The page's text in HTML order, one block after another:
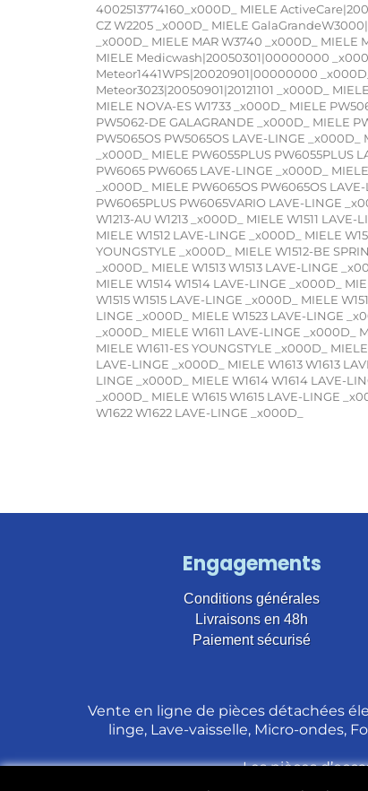
4002513774160_x000D_ MIELE
CZ W2205 _x000D_ MIELE
_x000D_ MIELE MAR W3740 _x000D_
MIELE Medicwash|20050301|00000000
Meteor1441WPS|20020901|00000000
Meteor3023|20050901|20121101 _x000D_
MIELE NOVA-ES W1733 _x000D_ MIELE
PW5062-DE GALAGRANDE _x000D_ MIELE
PW5065OS PW5065OS LAVE-LINGE
_x000D_ MIELE PW6055PLUS PW6055PLUS
PW6065 PW6065 LAVE-LINGE _x000D_
_x000D_ MIELE PW6065OS PW6065OS
PW6065PLUS PW6065VARIO LAVE-LINGE
W1213-AU W1213 _x000D_ MIELE W1511
MIELE W1512 LAVE-LINGE _x000D_ MIELE
YOUNGSTYLE _x000D_ MIELE W1512-BE
_x000D_ MIELE W1513 W1513 LAVE-LINGE
MIELE W1514 W1514 LAVE-LINGE _x000D_
W1515 W1515 LAVE-LINGE _x000D_ MIELE
LINGE _x000D_ MIELE W1523 LAVE-LINGE
_x000D_ MIELE W1611 LAVE-LINGE _x000D_
MIELE W1611-ES YOUNGSTYLE _x000D_
LAVE-LINGE _x000D_ MIELE W1613 W1613
LINGE _x000D_ MIELE W1614 W1614 LAVE-
_x000D_ MIELE W1615 W1615 LAVE-LINGE
W1622 W1622 LAVE-LINGE _x000D_
Engagements
Conditions générales
Livraisons en 48h
Paiement sécurisé
Vente en ligne de pièces détachées
linge, Lave-vaisselle, Micro-ondes,
Les pièces